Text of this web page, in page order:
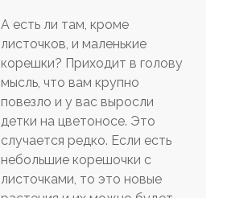
А есть ли там, кроме
листочков, и маленькие
корешки? Приходит в голову
мысль, что вам крупно
повезло и у вас выросли
детки на цветоносе. Это
случается редко. Если есть
небольшие корешочки с
листочками, то это новые